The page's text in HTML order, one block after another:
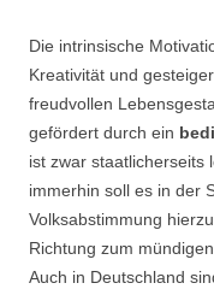
Die intrinsische
Kreativität und
freudvollen
gefördert durch ein
ist zwar staatlicherseits
immerhin soll es in der
Volksabstimmung
Richtung zum
Auch in Deutschland